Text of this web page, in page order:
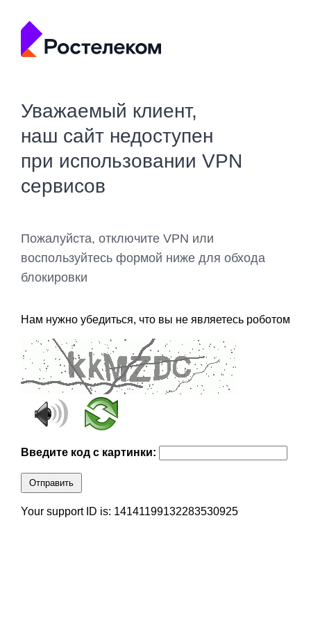
Уважаемый клиент,
наш сайт недоступен
при использовании VPN
сервисов
Пожалуйста, отключите VPN или
воспользуйтесь формой ниже для обхода
блокировки
Нам нужно убедиться, что вы не являетесь роботом
Введите код с картинки:
Отправить
Your support ID is: 14141199132283530925